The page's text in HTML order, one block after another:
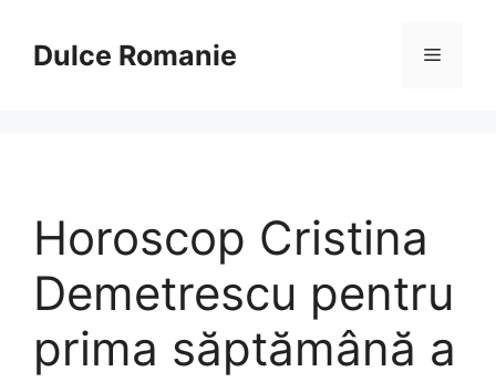
conținutDulce Romanie Meniu
Horoscop Cristina
Demetrescu pentru
prima săptămână a